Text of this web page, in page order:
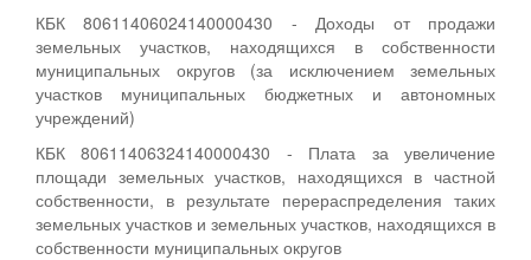
КБК 80611406024140000430 - Доходы от продажи
земельных участков, находящихся в собственности
муниципальных округов (за исключением земельных
участков муниципальных бюджетных и автономных
учреждений)
КБК 80611406324140000430 - Плата за увеличение
площади земельных участков, находящихся в частной
собственности, в результате перераспределения таких
земельных участков и земельных участков, находящихся в
собственности муниципальных округов